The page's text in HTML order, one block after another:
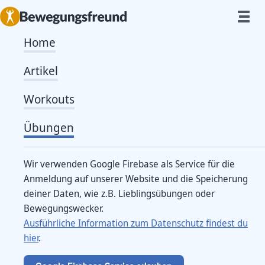
Home
Artikel
Workouts
Übungen
Wir verwenden Google Firebase als Service für die
Anmeldung auf unserer Website und die Speicherung
deiner Daten, wie z.B. Lieblingsübungen oder
Bewegungswecker.
Ausführliche Information zum Datenschutz findest du
hier.
Vierfüßlerstand – Hüfte kreisen
Caro
Ausgangsposition
Komme in denVierfüßlerstand
Ausführung
Lasse deinen Schultergürtel stabil
Versuche nur mit der Hüfte zu kreisen